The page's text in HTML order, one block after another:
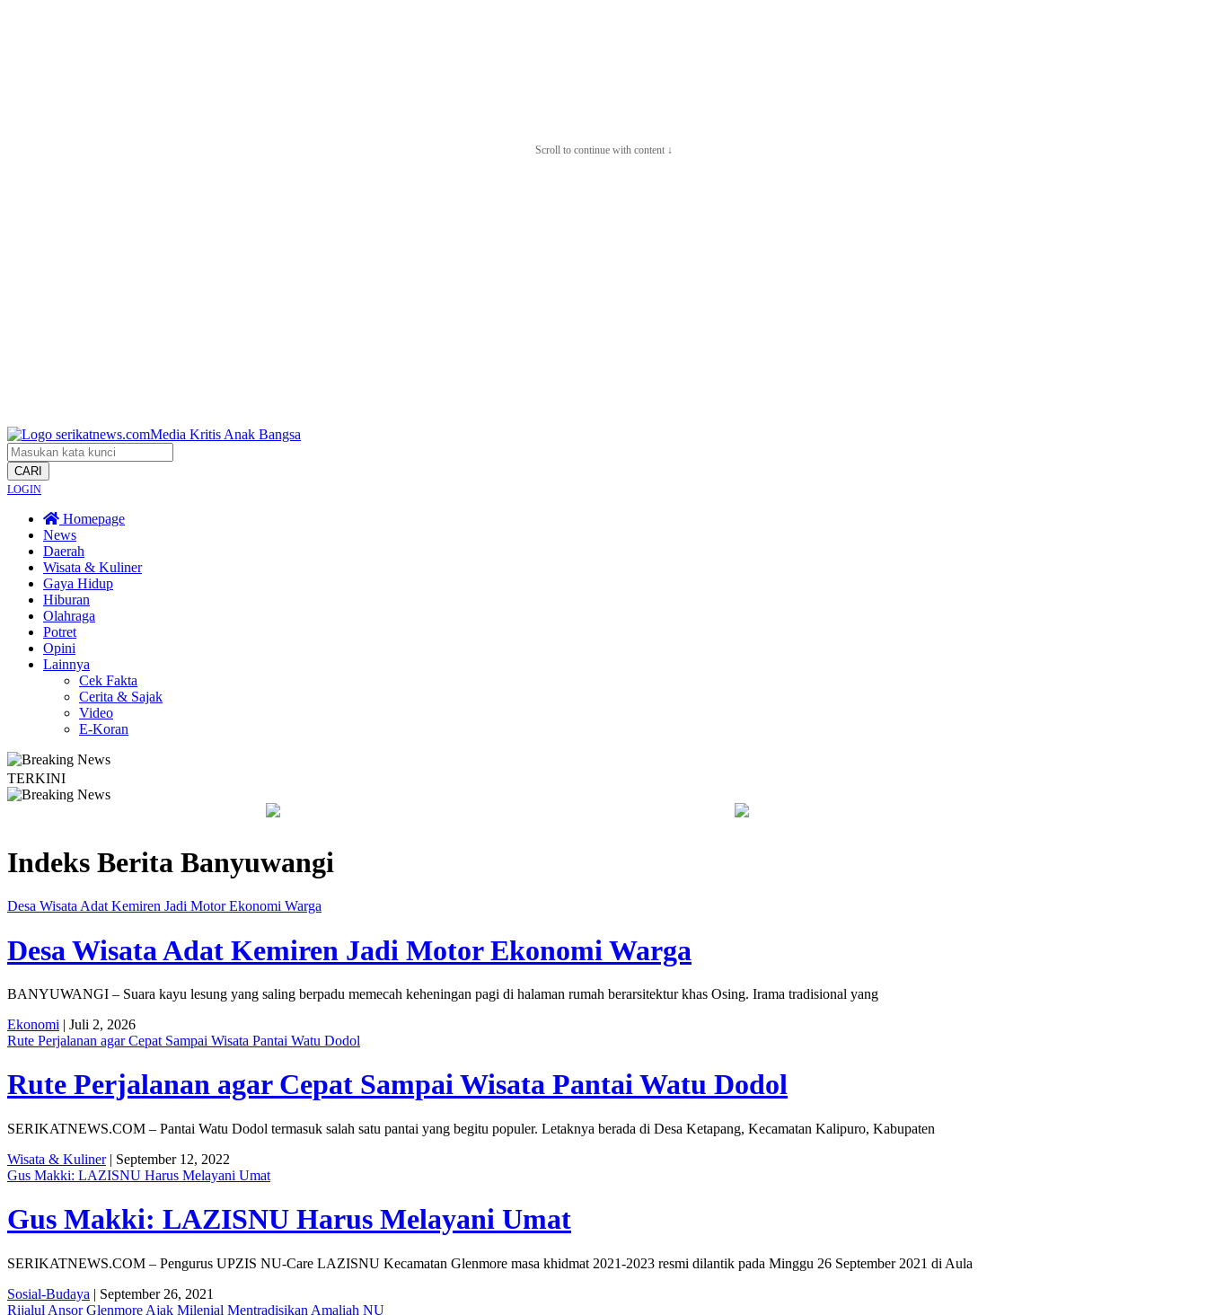
Scroll to continue with content ↓
CARI
LOGIN
Homepage
News
Daerah
Wisata & Kuliner
Gaya Hidup
Hiburan
Olahraga
Potret
Opini
Lainnya
Cek Fakta
Cerita & Sajak
Video
E-Koran
TERKINI
Lestarikan Tradisi Leluhur, Warga Dayakan Sardonoharjo Gelar Merti Dusun Bapas Yogyakarta Edukasi Guru SMKN 1 Seyegan untuk Perkuat Kesadaran Hukum
Indeks Berita Banyuwangi
Desa Wisata Adat Kemiren Jadi Motor Ekonomi Warga
Desa Wisata Adat Kemiren Jadi Motor Ekonomi Warga
BANYUWANGI – Suara kayu lesung yang saling berpadu memecah keheningan pagi di halaman rumah berarsitektur khas Osing. Irama tradisional yang
Ekonomi | Juli 2, 2026
Rute Perjalanan agar Cepat Sampai Wisata Pantai Watu Dodol
Rute Perjalanan agar Cepat Sampai Wisata Pantai Watu Dodol
SERIKATNEWS.COM – Pantai Watu Dodol termasuk salah satu pantai yang begitu populer. Letaknya berada di Desa Ketapang, Kecamatan Kalipuro, Kabupaten
Wisata & Kuliner| September 12, 2022
Gus Makki: LAZISNU Harus Melayani Umat
Gus Makki: LAZISNU Harus Melayani Umat
SERIKATNEWS.COM – Pengurus UPZIS NU-Care LAZISNU Kecamatan Glenmore masa khidmat 2021-2023 resmi dilantik pada Minggu 26 September 2021 di Aula
Sosial-Budaya | September 26, 2021
Rijalul Ansor Glenmore Ajak Milenial Mentradisikan Amaliah NU